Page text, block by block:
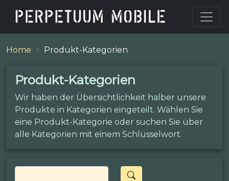
Home Produkt-Kategorien
Produkt-Kategorien
Wir haben der Übersichtlichkeit halber unsere
Produkte in Kategorien eingeteilt. Wählen Sie
eine Produkt-Kategorie oder suchen Sie über
alle Kategorien mit einem Schlüsselwort.